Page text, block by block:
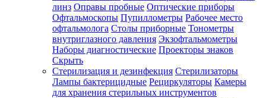
линз Оправы пробные Оптические приборы
Офтальмоскопы Пупиллометры Рабочее место
офтальмолога Столы приборные Тонометры
внутриглазного давления Экзофтальмометры
Наборы диагностические Проекторы знаков
Скрыть
Стерилизация и дезинфекция Стерилизаторы
Лампы бактерицидные Рециркуляторы Камеры
для хранения стерильных инструментов